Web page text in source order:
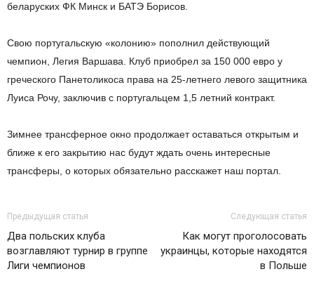
беларуских ФК Минск и БАТЭ Борисов.
Свою португальскую «колонию» пополнил действующий
чемпион, Легия Варшава. Клуб приобрел за 150 000 евро у
греческого Панетоликоса права на 25-летнего левого защитника
Луиса Рочу, заключив с португальцем 1,5 летний контракт.
Зимнее трансферное окно продолжает оставаться открытым и
ближе к его закрытию нас будут ждать очень интересные
трансферы, о которых обязательно расскажет наш портал.
Предыдущая статья
Два польских клуба
возглавляют турнир в группе
Лиги чемпионов
Следующая статья
Как могут проголосовать
украинцы, которые находятся
в Польше